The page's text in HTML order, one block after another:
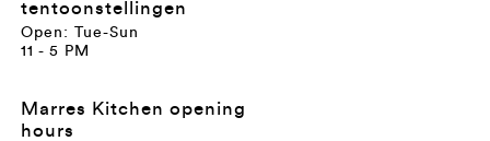
tentoonstellingen
Open: Tue-Sun
11 - 5 PM
Marres Kitchen opening
hours